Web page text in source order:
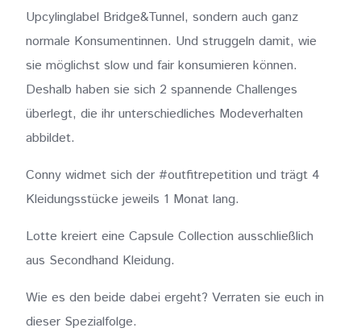
Upcylinglabel Bridge&Tunnel, sondern auch ganz
normale Konsumentinnen. Und struggeln damit, wie
sie möglichst slow und fair konsumieren können.
Deshalb haben sie sich 2 spannende Challenges
überlegt, die ihr unterschiedliches Modeverhalten
abbildet.
Conny widmet sich der #outfitrepetition und trägt 4
Kleidungsstücke jeweils 1 Monat lang.
Lotte kreiert eine Capsule Collection ausschließlich
aus Secondhand Kleidung.
Wie es den beide dabei ergeht? Verraten sie euch in
dieser Spezialfolge.